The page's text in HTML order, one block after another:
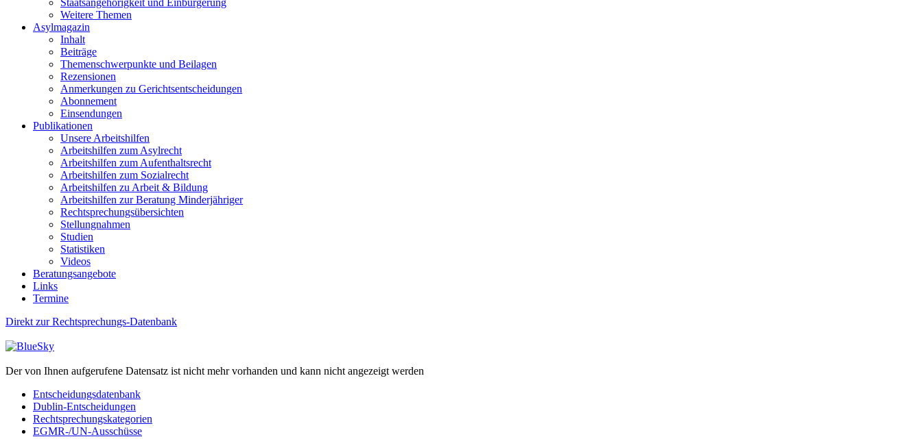
Staatsangehörigkeit und Einbürgerung
Weitere Themen
Asylmagazin
Inhalt
Beiträge
Themenschwerpunkte und Beilagen
Rezensionen
Anmerkungen zu Gerichtsentscheidungen
Abonnement
Einsendungen
Publikationen
Unsere Arbeitshilfen
Arbeitshilfen zum Asylrecht
Arbeitshilfen zum Aufenthaltsrecht
Arbeitshilfen zum Sozialrecht
Arbeitshilfen zu Arbeit & Bildung
Arbeitshilfen zur Beratung Minderjähriger
Rechtsprechungsübersichten
Stellungnahmen
Studien
Statistiken
Videos
Beratungsangebote
Links
Termine
Direkt zur Rechtsprechungs-Datenbank
Der von Ihnen aufgerufene Datensatz ist nicht mehr vorhanden und kann nicht angezeigt werden
Entscheidungsdatenbank
Dublin-Entscheidungen
Rechtsprechungskategorien
EGMR-/UN-Ausschüsse